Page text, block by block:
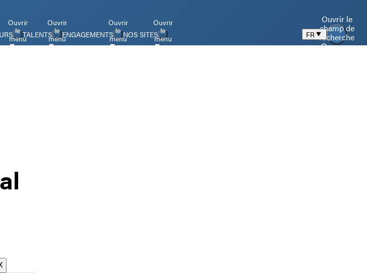
Ouvrir
le
menuTALENTS
Ouvrir
le
menuENGAGEMENTS
Ouvrir
le
menuNOS SITES
Ouvrir
le
menu
FR
Ouvrir le
champ de
recherche